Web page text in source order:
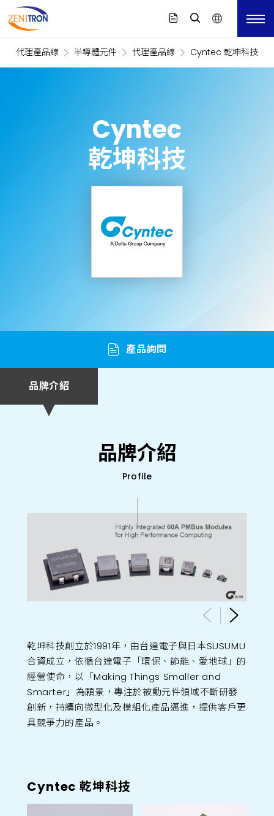
代理產品線 半導體元件 代理產品線 Cyntec 乾坤科技
產品詢問
品牌介紹
Cyntec
乾坤科技
品牌介紹
Profile
乾坤科技創立於1991年，由台達電子與日本SUSUMU
合資成立，依循台達電子「環保、節能、愛地球」的
經營使命，以「Making Things Smaller and
Smarter」為願景，專注於被動元件領域不斷研發
創新，持續向微型化及模組化產品邁進，提供客戶更
具競爭力的產品。
Cyntec 乾坤科技